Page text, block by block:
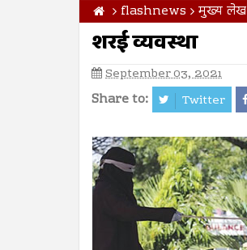
flashnews मुख्य लेख
शरई व्यवस्था
September 03, 2021
Share to: Twitter